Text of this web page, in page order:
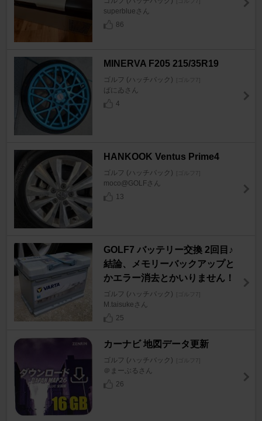
superblueさん
86
MINERVA F205 215/35R19
ゴルフ (ハッチバック) [ゴルフ7]
ばにゐさん
4
HANKOOK Ventus Prime4
ゴルフ (ハッチバック) [ゴルフ7]
moco@GOLFさん
13
GOLF7 バッテリー交換 2回目♪
結論、メモリーバックアップと
かエラー消去とかいりません！
ゴルフ (ハッチバック) [ゴルフ7]
M.taisukeさん
25
カーナビ 地図データ更新
ゴルフ (ハッチバック) [ゴルフ7]
＠まーぶるさん
26